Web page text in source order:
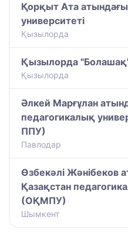
Қорқыт Ата
университеті
Қызылорда
Қызылорда "Болашақ"
Қызылорда
Әлкей Марғұлан
педагогикалық
ППУ)
Павлодар
Өзбекәлі Жәнібеков
Қазақстан
(ОҚМПУ)
Шымкент